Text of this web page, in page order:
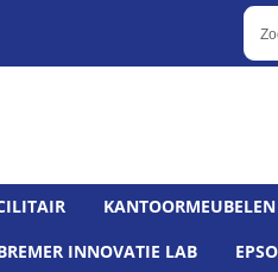
KANTOORMEUBELEN
INNOVATIE LAB